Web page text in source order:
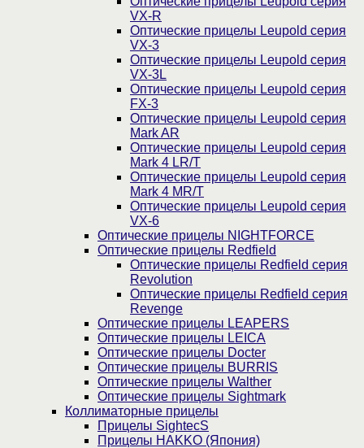
VX-R
Оптические прицелы Leupold серия
VX-3
Оптические прицелы Leupold серия
VX-3L
Оптические прицелы Leupold серия
FX-3
Оптические прицелы Leupold серия
Mark AR
Оптические прицелы Leupold серия
Mark 4 LR/T
Оптические прицелы Leupold серия
Mark 4 MR/T
Оптические прицелы Leupold серия
VX-6
Оптические прицелы NIGHTFORCE
Оптические прицелы Redfield
Оптические прицелы Redfield серия
Revolution
Оптические прицелы Redfield серия
Revenge
Оптические прицелы LEAPERS
Оптические прицелы LEICA
Оптические прицелы Docter
Оптические прицелы BURRIS
Оптические прицелы Walther
Оптические прицелы Sightmark
Коллиматорные прицелы
Прицелы SightecS
Прицелы HAKKO (Япония)